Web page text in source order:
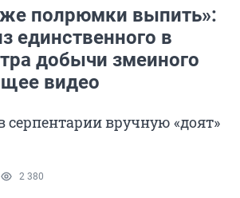
полрюмки выпить»:
единственного в
добычи змеиного
видео
вручную «доят»
2 380